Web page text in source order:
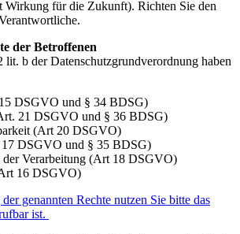
Wirkung für die Zukunft). Richten Sie den
der Betroffenen
lit. b der Datenschutzgrundverordnung haben
DSGVO und § 34 BDSG)
21 DSGVO und § 36 BDSG)
(Art 20 DSGVO)
DSGVO und § 35 BDSG)
der Verarbeitung (Art 18 DSGVO)
16 DSGVO)
genannten Rechte nutzen Sie bitte das
ist.